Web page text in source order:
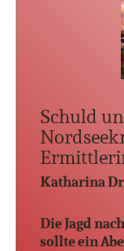
Schuld
Katharina
Die Jagd
sollte ein